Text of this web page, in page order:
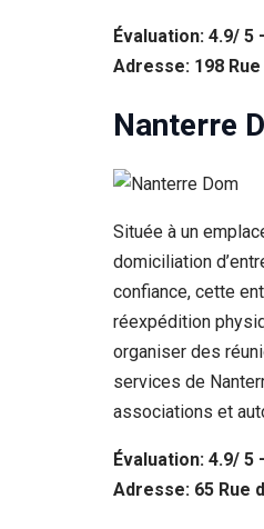
Évaluation: 4.9/ 5
Adresse: 198
Nanterre
Située à un
domiciliation
confiance, cette
réexpédition
organiser des
services de
associations et
Évaluation: 4.9/ 5
Adresse: 65 Rue